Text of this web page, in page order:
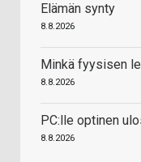
Elämän synty
8.8.2026
Minkä fyysisen
8.8.2026
PC:lle optinen
8.8.2026